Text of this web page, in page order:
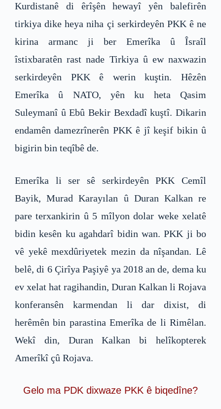
Kurdistanê di êrîşên hewayî yên balefirên
tirkiya dike heya niha çi serkirdeyên PKK ê ne
kirina armanc ji ber Emerîka û Îsraîl
îstixbaratên rast nade Tirkiya û ew naxwazin
serkirdeyên PKK ê werin kuştin. Hêzên
Emerîka û NATO, yên ku heta Qasim
Suleymanî û Ebû Bekir Bexdadî kuştî. Dikarin
endamên damezrînerên PKK ê jî keşif bikin û
bigirin bin teqîbê de.
Emerîka li ser sê serkirdeyên PKK Cemîl
Bayik, Murad Karayılan û Duran Kalkan re
pare terxankirin û 5 mîlyon dolar weke xelatê
bidin kesên ku agahdarî bidin wan. PKK ji bo
vê yekê mexdûriyetek mezin da nîşandan. Lê
belê, di 6 Çirîya Paşiyê ya 2018 an de, dema ku
ev xelat hat ragihandin, Duran Kalkan li Rojava
konferansên karmendan li dar dixist, di
herêmên bin parastina Emerîka de li Rimêlan.
Wekî din, Duran Kalkan bi helîkopterek
Amerîkî çû Rojava.
Gelo ma PDK dixwaze PKK ê biqedîne?